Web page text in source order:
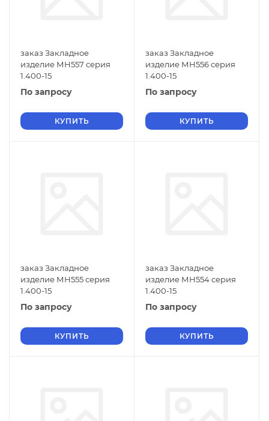
заказ Закладное
изделие МН557 серия
1.400-15
По запросу
КУПИТЬ
заказ Закладное
изделие МН556 серия
1.400-15
По запросу
КУПИТЬ
заказ Закладное
изделие МН555 серия
1.400-15
По запросу
КУПИТЬ
заказ Закладное
изделие МН554 серия
1.400-15
По запросу
КУПИТЬ